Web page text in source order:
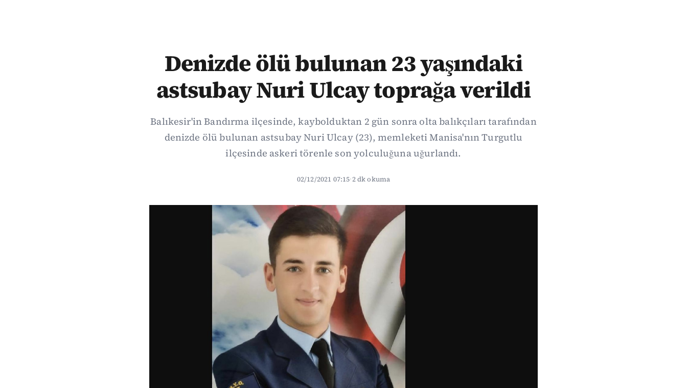
Denizde ölü bulunan 23 yaşındaki
astsubay Nuri Ulcay toprağa verildi
Balıkesir'in Bandırma ilçesinde, kaybolduktan 2 gün sonra olta balıkçıları tarafından
denizde ölü bulunan astsubay Nuri Ulcay (23), memleketi Manisa'nın Turgutlu
ilçesinde askeri törenle son yolculuğuna uğurlandı.
02/12/2021 07:15·2 dk okuma